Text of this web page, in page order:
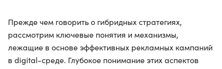
Прежде чем говорить о гибридных стратегиях,
рассмотрим ключевые понятия и механизмы,
лежащие в основе эффективных рекламных кампаний
в digital-среде. Глубокое понимание этих аспектов